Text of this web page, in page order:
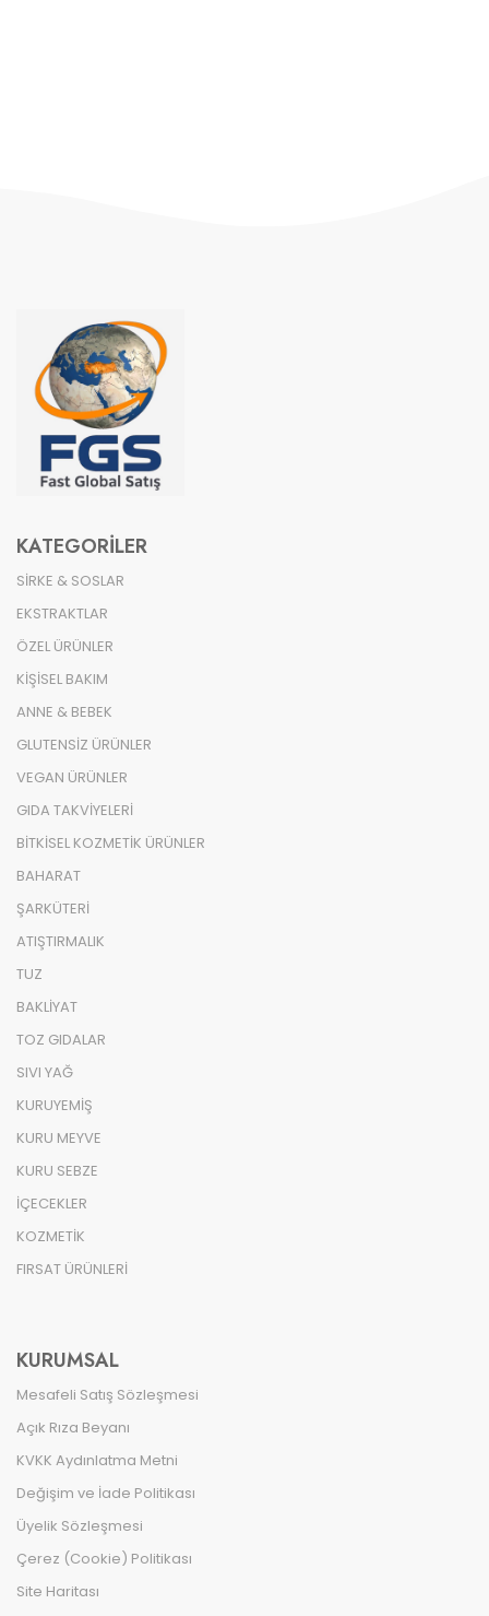
KATEGORILER
SİRKE & SOSLAR
EKSTRAKTLAR
ÖZEL ÜRÜNLER
KİŞİSEL BAKIM
ANNE & BEBEK
GLUTENSİZ ÜRÜNLER
VEGAN ÜRÜNLER
GIDA TAKVİYELERİ
BİTKİSEL KOZMETİK ÜRÜNLER
BAHARAT
ŞARKÜTERİ
ATIŞTIRMALIK
TUZ
BAKLİYAT
TOZ GIDALAR
SIVI YAĞ
KURUYEMİŞ
KURU MEYVE
KURU SEBZE
İÇECEKLER
KOZMETİK
FIRSAT ÜRÜNLERİ
KURUMSAL
Mesafeli Satış Sözleşmesi
Açık Rıza Beyanı
KVKK Aydınlatma Metni
Değişim ve İade Politikası
Üyelik Sözleşmesi
Çerez (Cookie) Politikası
Site Haritası